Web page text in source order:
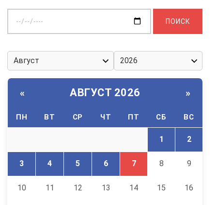
дату:
« АВГУСТ 2026 »
ПН ВТ СР ЧТ ПТ СБ ВС
1 2
3 4 5 6 7 8 9
10 11 12 13 14 15 16